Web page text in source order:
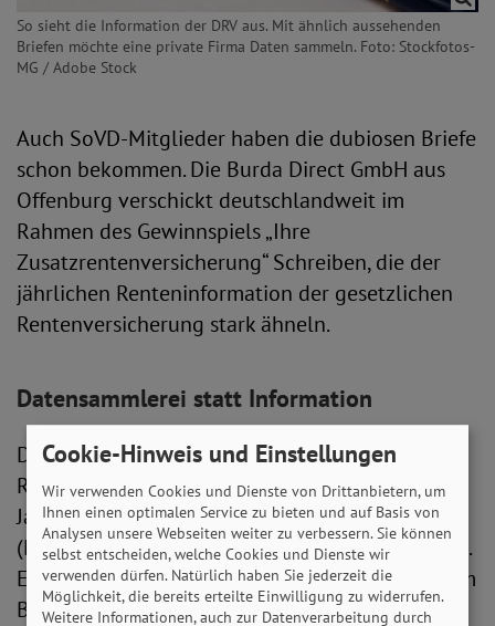
So sieht die Information der DRV aus. Mit ähnlich aussehenden
Briefen möchte eine private Firma Daten sammeln. Foto: Stockfotos-
MG / Adobe Stock
Auch SoVD-Mitglieder haben die dubiosen Briefe
schon bekommen. Die Burda Direct GmbH aus
Offenburg verschickt deutschlandweit im
Rahmen des Gewinnspiels „Ihre
Zusatzrentenversicherung“ Schreiben, die der
jährlichen Renteninformation der gesetzlichen
Rentenversicherung stark ähneln.
Datensammlerei statt Information
Das Layout des Schreibens sieht der offiziellen
Renteninformation, die Versicherte einmal im
Jahr von der Deutschen Rentenversicherung
(DRV) erhalten, auf den ersten Blick sehr ähnlich.
Ein Bild solch eines Werbeschreibens gibt es zum
Beispiel in diesem
Artikelvom SWR.
Cookie-Hinweis und Einstellungen
Wir verwenden Cookies und Dienste von Drittanbietern, um
Ihnen einen optimalen Service zu bieten und auf Basis von
Analysen unsere Webseiten weiter zu verbessern. Sie können
selbst entscheiden, welche Cookies und Dienste wir
verwenden dürfen. Natürlich haben Sie jederzeit die
Möglichkeit, die bereits erteilte Einwilligung zu widerrufen.
Weitere Informationen, auch zur Datenverarbeitung durch